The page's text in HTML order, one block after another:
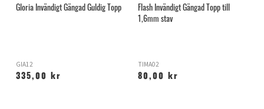
Gloria Invändigt Gängad Guldig Topp
GIA12
335,00 kr
Flash Invändigt Gängad Topp till
1,6mm stav
TIMA02
80,00 kr